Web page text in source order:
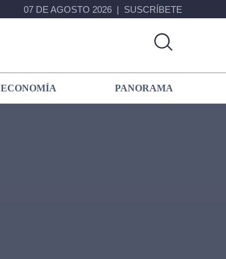
07 DE AGOSTO 2026 SUSCRÍBETE
ECONOMÍA PANORAMA